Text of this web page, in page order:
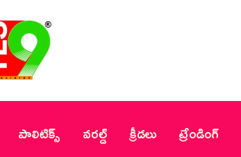
పాలిటిక్స్ వరల్డ్ క్రీడలు ట్రేండింగ్